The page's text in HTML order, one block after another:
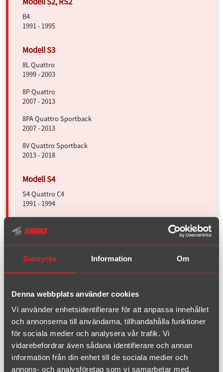
Samtycke Information Om
Denna webbplats använder cookies
Vi använder enhetsidentifierare för att anpassa innehållet
och annonserna till användarna, tillhandahålla funktioner
för sociala medier och analysera vår trafik. Vi
vidarebefordrar även sådana identifierare och annan
information från din enhet till de sociala medier och
annons- och analysföretag som vi samarbetar med.
B4
1991 - 1995
8L Quattro
1999 - 2003
8P Quattro
2007 - 2013
8PA Quattro Sportback
2007 - 2013
8V Quattro Sportback
2013 - 2018
S4 Quattro C4
1991 - 1994
1998 - 2001
1995 - 1997